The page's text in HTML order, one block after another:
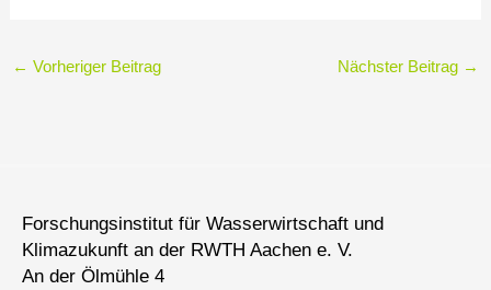
← Vorheriger Beitrag Nächster Beitrag →
Forschungsinstitut für Wasserwirtschaft und
Klimazukunft an der RWTH Aachen e. V.
An der Ölmühle 4